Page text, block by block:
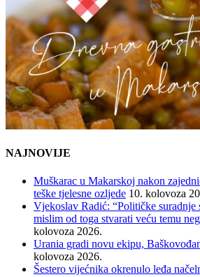
NAJNOVIJE
Muškarac u Makarskoj nakon
teške tjelesne ozljede 10. kolovoza
Vjekoslav Radić: “Političke suradnje
mislim od toga stvarati veću temu
kolovoza 2026.
Urania gradi novu ekipu,
kolovoza 2026.
Šestero vijećnika okrenulo leđa